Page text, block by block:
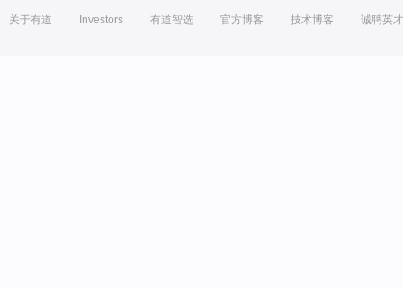
关于有道 Investors 有道智选 官方博客 技术博客 诚聘英才